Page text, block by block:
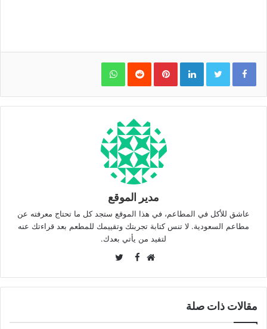
LinkedIn
Pinterest
WhatsApp
مدير الموقع
عاشق للأكل في المطاعم، في هذا الموقع ستجد كل ما تحتاج معرفته عن
مطاعم السعودية. لا تنس كتابة تجربتك وتقييمك للمطعم بعد قراءتك عنه
لتفيد من يأتي بعدك.
Facebook
مقالات ذات صلة